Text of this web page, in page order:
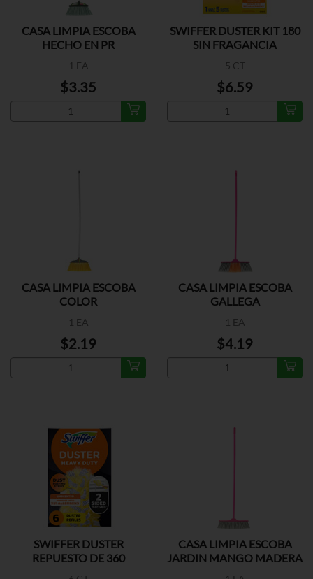
CASA LIMPIA ESCOBA
HECHO EN PR
1 EA
$3.35
SWIFFER DUSTER KIT 180
SIN FRAGANCIA
5 CT
$6.59
CASA LIMPIA ESCOBA
COLOR
1 EA
$2.19
CASA LIMPIA ESCOBA
GALLEGA
1 EA
$4.19
SWIFFER DUSTER
REPUESTO DE 360
CASA LIMPIA ESCOBA
JARDIN MANGO MADERA